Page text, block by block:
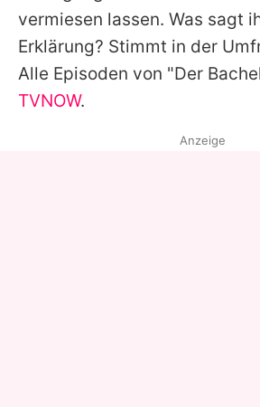
vermiesen lassen. Was sagt
Erklärung? Stimmt in der
Alle Episoden von "Der
TVNOW.
Anzeige